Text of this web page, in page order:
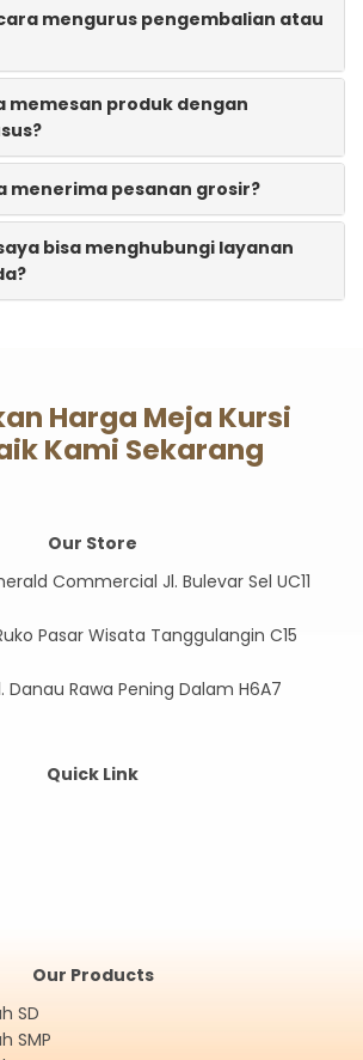
mengurus pengembalian atau
memesan produk dengan
menerima pesanan grosir?
bisa menghubungi layanan
Harga Meja Kursi
Kami Sekarang
Our Store
Commercial Jl. Bulevar Sel UC11
Pasar Wisata Tanggulangin C15
Danau Rawa Pening Dalam H6A7
Quick Link
Our Products
SD
SMP